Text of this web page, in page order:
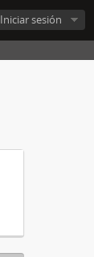
Iniciar sesión